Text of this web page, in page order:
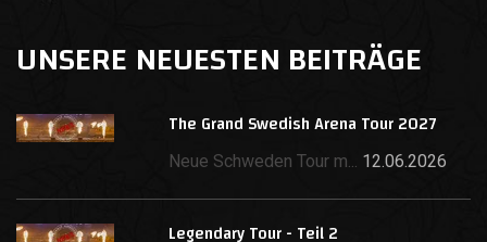
UNSERE NEUESTEN BEITRÄGE
The Grand Swedish Arena Tour 2027
Neue Schweden Tour m... 12.06.2026
Legendary Tour - Teil 2